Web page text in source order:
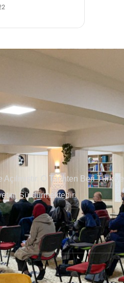
O Tarihten Beri Türkiye
Sürdürmektedir.